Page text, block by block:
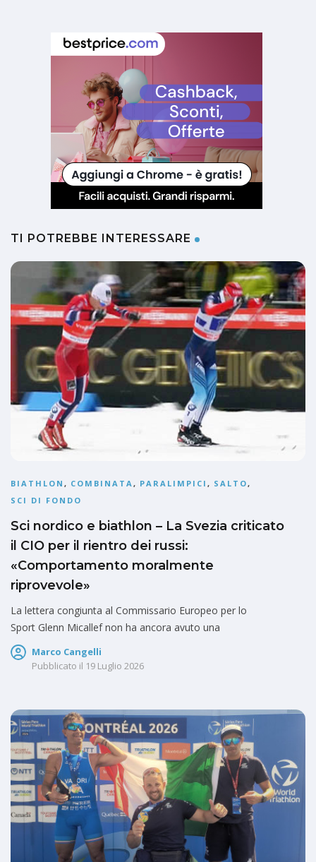
TI POTREBBE INTERESSARE
BIATHLON , COMBINATA , PARALIMPICI , SALTO,
SCI DI FONDO
Sci nordico e biathlon – La Svezia criticato
il CIO per il rientro dei russi:
«Comportamento moralmente
riprovevole»
La lettera congiunta al Commissario Europeo per lo
Sport Glenn Micallef non ha ancora avuto una
Marco Cangelli
Pubblicato il 19 Luglio 2026